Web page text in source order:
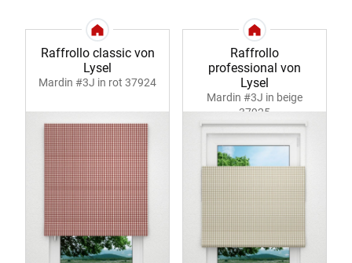
Raffrollo classic von
Lysel
Mardin #3J in rot 37924
Raffrollo
professional von
Lysel
Mardin #3J in beige
37925